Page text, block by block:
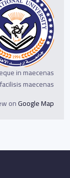
in maecenas
maecenas.
onGoogle Map